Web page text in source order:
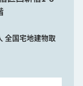
全国宅地建物取